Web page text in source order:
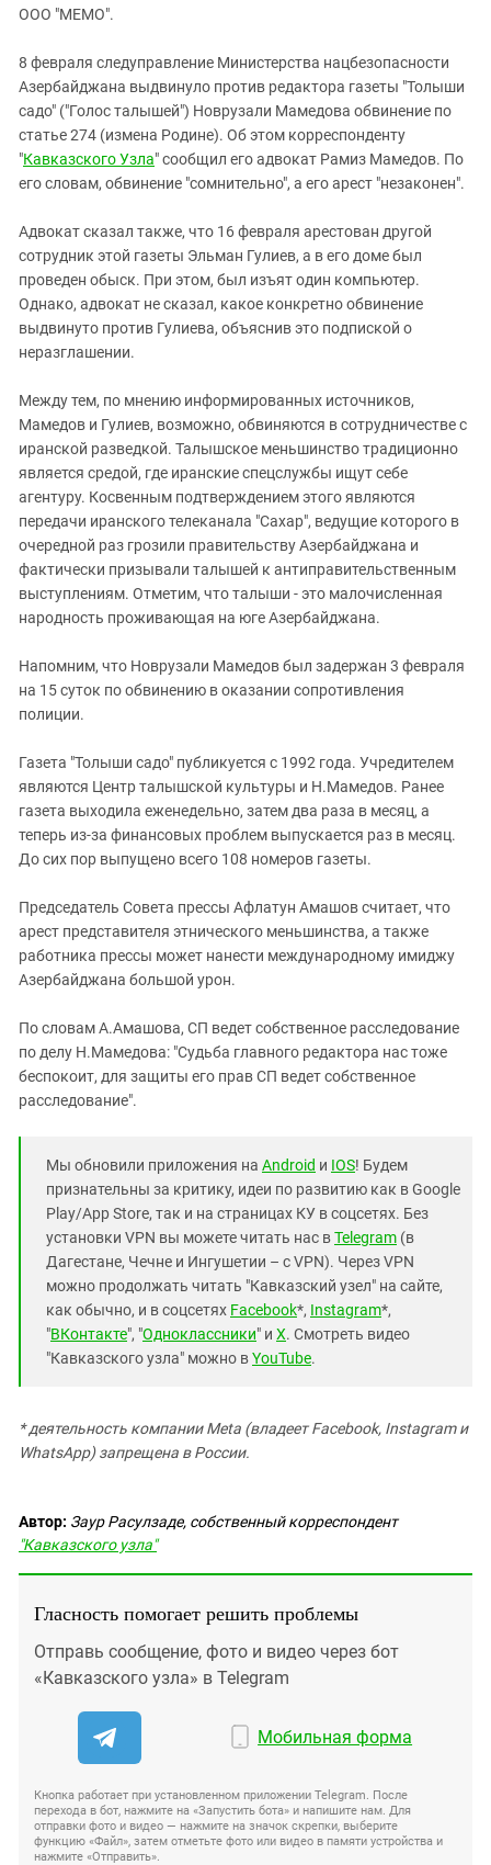
ИНАКОМЫСЛИЕ В ЧЕЧНЕ
ПРЕСЛЕДОВАНИЕ АКТИВИСТОВ
МОБИЛИЗАЦИЯ И ПРОТЕСТЫ
Дагестан
Ингушетия
Кабардино-Балкария
Калмыкия
Карачаево-Черкесия
Краснодарский край
Российская Федерация
Ростовская область
Северная Осетия - Алания
СКФО
Чечня
Южная Осетия
Южный Кавказ
ЮФО
ООО "МЕМО".
8 февраля следуправление Министерства нацбезопасности
Азербайджана выдвинуло против редактора газеты "Толыши
садо" ("Голос талышей") Новрузали Мамедова обвинение по
статье 274 (измена Родине). Об этом корреспонденту
"Кавказского Узла" сообщил его адвокат Рамиз Мамедов. По
его словам, обвинение "сомнительно", а его арест "незаконен".
Адвокат сказал также, что 16 февраля арестован другой
сотрудник этой газеты Эльман Гулиев, а в его доме был
проведен обыск. При этом, был изъят один компьютер.
Однако, адвокат не сказал, какое конкретно обвинение
выдвинуто против Гулиева, объяснив это подпиской о
неразглашении.
Между тем, по мнению информированных источников,
Мамедов и Гулиев, возможно, обвиняются в сотрудничестве с
иранской разведкой. Талышское меньшинство традиционно
является средой, где иранские спецслужбы ищут себе
агентуру. Косвенным подтверждением этого являются
передачи иранского телеканала "Сахар", ведущие которого в
очередной раз грозили правительству Азербайджана и
фактически призывали талышей к антиправительственным
выступлениям. Отметим, что талыши - это малочисленная
народность проживающая на юге Азербайджана.
Напомним, что Новрузали Мамедов был задержан 3 февраля
на 15 суток по обвинению в оказании сопротивления
полиции.
Газета "Толыши садо" публикуется с 1992 года. Учредителем
являются Центр талышской культуры и Н.Мамедов. Ранее
газета выходила еженедельно, затем два раза в месяц, а
теперь из-за финансовых проблем выпускается раз в месяц.
До сих пор выпущено всего 108 номеров газеты.
Председатель Совета прессы Афлатун Амашов считает, что
арест представителя этнического меньшинства, а также
работника прессы может нанести международному имиджу
Азербайджана большой урон.
По словам А.Амашова, СП ведет собственное расследование
по делу Н.Мамедова: "Судьба главного редактора нас тоже
беспокоит, для защиты его прав СП ведет собственное
расследование".
Мы обновили приложения на Android и IOS! Будем
признательны за критику, идеи по развитию как в Google
Play/App Store, так и на страницах КУ в соцсетях. Без
установки VPN вы можете читать нас вTelegram (в
Дагестане, Чечне и Ингушетии – с VPN). Через VPN
можно продолжать читать "Кавказский узел" на сайте,
как обычно, и в соцсетях Facebook*, Instagram*,
"ВКонтакте", "Одноклассники" и X. Смотреть видео
"Кавказского узла" можно вYouTube.
* деятельность компании Meta (владеет Facebook, Instagram и
WhatsApp) запрещена в России.
Автор: Заур Расулзаде, собственный корреспондент
"Кавказского узла"
Гласность помогает решить проблемы
Отправь сообщение, фото и видео через бот
«Кавказского узла» в Telegram
Мобильная форма
Кнопка работает при установленном приложении Telegram. После
перехода в бот, нажмите на «Запустить бота» и напишите нам. Для
отправки фото и видео — нажмите на значок скрепки, выберите
функцию «Файл», затем отметьте фото или видео в памяти устройства и
нажмите «Отправить».